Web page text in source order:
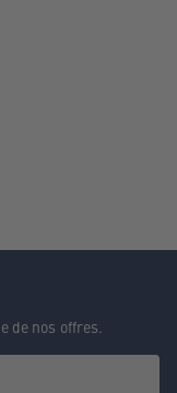
de nos offres.